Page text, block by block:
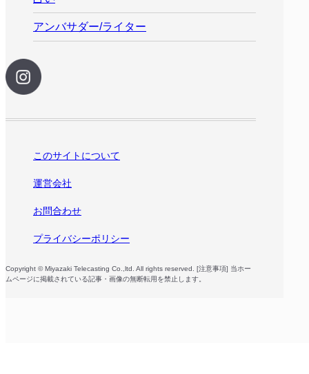
アンバサダー/ライター
このサイトについて
運営会社
お問合わせ
プライバシーポリシー
Copyright © Miyazaki Telecasting Co.,ltd. All rights reserved. [注意事項] 当ホー
ムページに掲載されている記事・画像の無断転用を禁止します。